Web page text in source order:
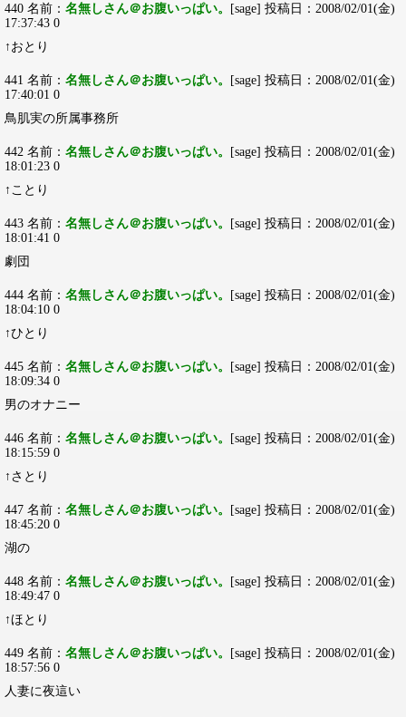
440 名前： 名無しさん＠お腹いっぱい。
[sage] 投稿日：2008/02/01(金)
17:37:43 0
↑おとり
441 名前： 名無しさん＠お腹いっぱい。
[sage] 投稿日：2008/02/01(金)
17:40:01 0
鳥肌実の所属事務所
442 名前： 名無しさん＠お腹いっぱい。
[sage] 投稿日：2008/02/01(金)
18:01:23 0
↑ことり
443 名前： 名無しさん＠お腹いっぱい。
[sage] 投稿日：2008/02/01(金)
18:01:41 0
劇団
444 名前： 名無しさん＠お腹いっぱい。
[sage] 投稿日：2008/02/01(金)
18:04:10 0
↑ひとり
445 名前： 名無しさん＠お腹いっぱい。
[sage] 投稿日：2008/02/01(金)
18:09:34 0
男のオナニー
446 名前： 名無しさん＠お腹いっぱい。
[sage] 投稿日：2008/02/01(金)
18:15:59 0
↑さとり
447 名前： 名無しさん＠お腹いっぱい。
[sage] 投稿日：2008/02/01(金)
18:45:20 0
湖の
448 名前： 名無しさん＠お腹いっぱい。
[sage] 投稿日：2008/02/01(金)
18:49:47 0
↑ほとり
449 名前： 名無しさん＠お腹いっぱい。
[sage] 投稿日：2008/02/01(金)
18:57:56 0
人妻に夜這い